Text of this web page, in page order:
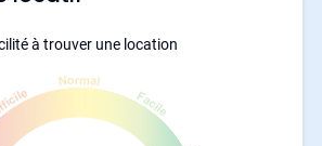
à trouver une location